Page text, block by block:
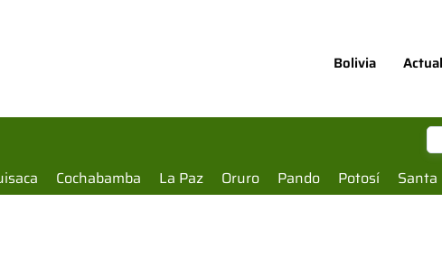
Bolivia
Cochabamba La Paz Oruro Pando Potosí Santa